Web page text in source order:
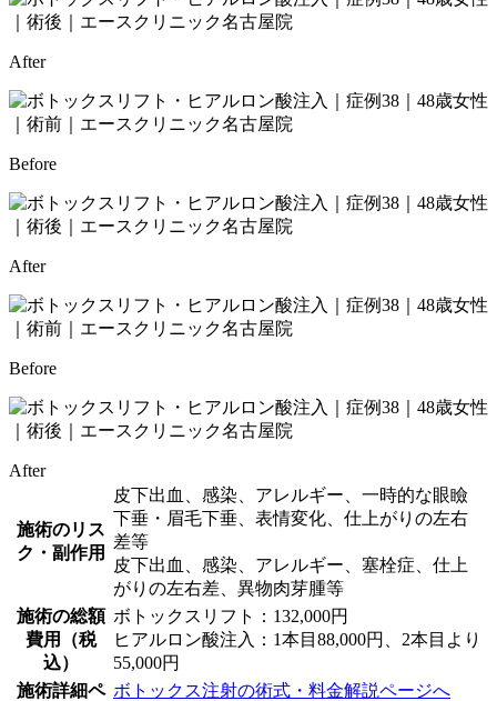
After
Before
After
Before
After
施術のリス
ク・副作用
皮下出血、感染、アレルギー、一時的な眼瞼
下垂・眉毛下垂、表情変化、仕上がりの左右
差等
皮下出血、感染、アレルギー、塞栓症、仕上
がりの左右差、異物肉芽腫等
施術の総額
費用（税
込）
ボトックスリフト：132,000円
ヒアルロン酸注入：1本目88,000円、2本目より
55,000円
施術詳細ペ ボトックス注射の術式・料金解説ページへ